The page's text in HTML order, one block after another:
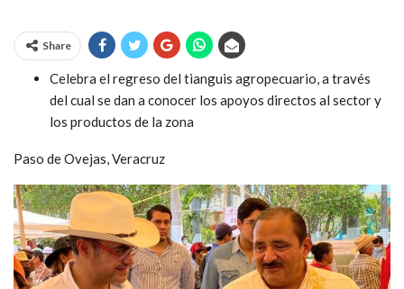
Share
Celebra el regreso del tianguis agropecuario, a través
del cual se dan a conocer los apoyos directos al sector y
los productos de la zona
Paso de Ovejas, Veracruz